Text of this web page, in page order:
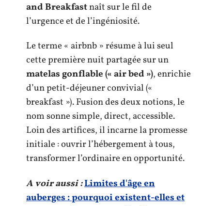
and Breakfastnaît sur le fil de
l’urgence et de l’ingéniosité.
Le terme « airbnb » résume à lui seul
cette première nuit partagée sur un
matelas gonflable (« air bed »), enrichie
d’un petit-déjeuner convivial («
breakfast »). Fusion des deux notions, le
nom sonne simple, direct, accessible.
Loin des artifices, il incarne la promesse
initiale : ouvrir l’hébergement à tous,
transformer l’ordinaire en opportunité.
A voir aussi :Limites d'âge en
auberges : pourquoi existent-elles et